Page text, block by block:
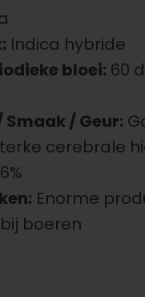
Indica hybride
bloei: 60
Smaak / Geur:
cerebrale
Enorme
boeren